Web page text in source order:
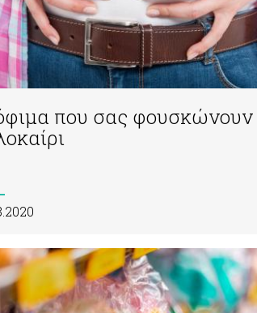
που σας φουσκώνουν